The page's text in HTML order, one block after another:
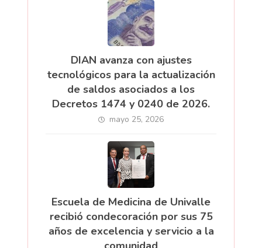
DIAN avanza con ajustes
tecnológicos para la actualización
de saldos asociados a los
Decretos 1474 y 0240 de 2026.
mayo 25, 2026
Escuela de Medicina de Univalle
recibió condecoración por sus 75
años de excelencia y servicio a la